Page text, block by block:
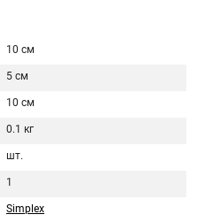
10 см
5 см
10 см
0.1 кг
шт.
1
Simplex